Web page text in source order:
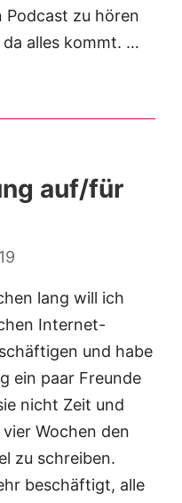
Podcast zu hören
alles kommt. …
auf/für
lang will ich
Internet-
und habe
ein paar Freunde
nicht Zeit und
Wochen den
zu schreiben.
beschäftigt, alle